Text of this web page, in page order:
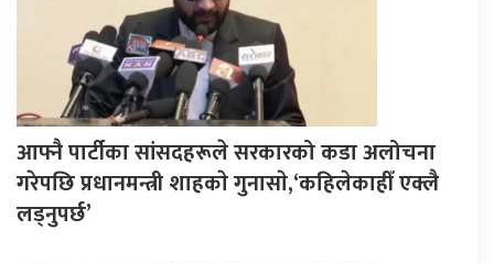
आफ्नै पार्टीका सांसदहरूले सरकारको कडा अलोचना
गरेपछि प्रधानमन्त्री शाहकाे गुनासाे,‘कहिलेकाहीँ एक्लै
लड्नुपर्छ’